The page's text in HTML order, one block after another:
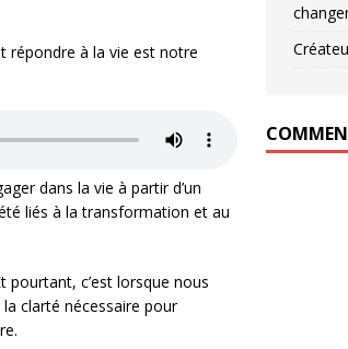
répondre à la vie est notre
dans la vie à partir d’un
liés à la transformation et au
c’est lorsque nous
clarté nécessaire pour